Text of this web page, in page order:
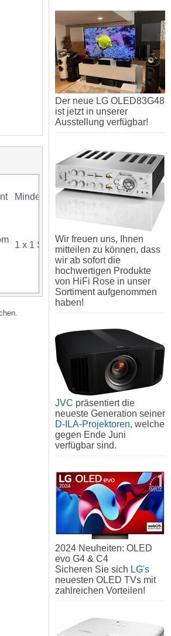
Mindestkauf GTIN
1 x 1 Stück 07340034712528
Der neue LG OLED83G48
ist jetzt in unserer
Ausstellung verfügbar!
Wir freuen uns, Ihnen
mitteilen zu können, dass
wir ab sofort die
hochwertigen Produkte
von HiFi Rose in unser
Sortiment aufgenommen
haben!
JVC präsentiert die
neueste Generation seiner
D-ILA-Projektoren, welche
gegen Ende Juni
verfügbar sind.
2024 Neuheiten: OLED
evo G4 & C4
Sicheren Sie sich LG's
neuesten OLED TVs mit
zahlreichen Vorteilen!